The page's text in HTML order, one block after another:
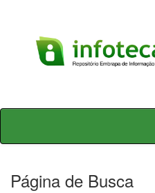
Skip
Página de Busca